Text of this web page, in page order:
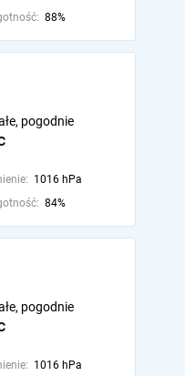
88%
pogodnie
1016 hPa
84%
pogodnie
1016 hPa